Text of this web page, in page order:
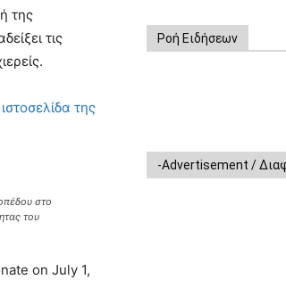
της
τις
της
στο
του
on July 1,
Ροή Ειδήσεων
-Advertisement /